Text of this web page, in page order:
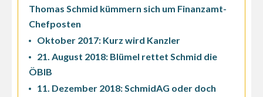
Thomas Schmid kümmern sich um Finanzamt-
Chefposten
Oktober 2017: Kurz wird Kanzler
21. August 2018: Blümel rettet Schmid die
ÖBIB
11. Dezember 2018: SchmidAG oder doch